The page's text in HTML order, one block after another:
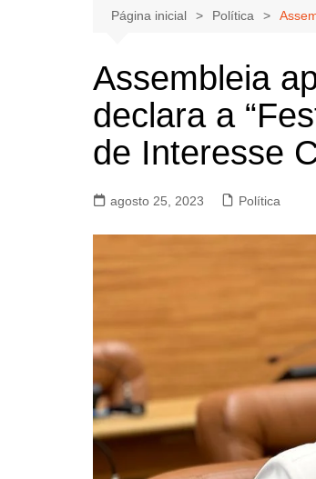
Página inicial Política
Assembleia
declara a
de Interesse
agosto 25, 2023 Política